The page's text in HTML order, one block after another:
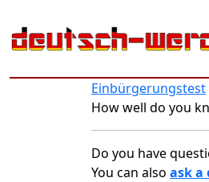
Einbürgerungstest
How well do you
Do you have
You can also ask a